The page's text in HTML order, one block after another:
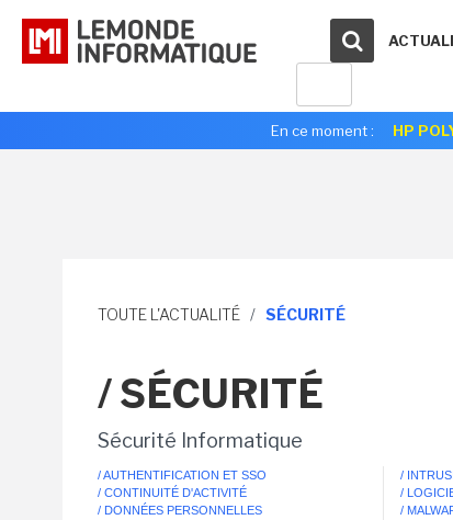
En ce moment : HP
TOUTE L'ACTUALITÉ / SÉCURITÉ
/ SÉCURITÉ
Sécurité Informatique
/ AUTHENTIFICATION ET SSO
/ CONTINUITÉ D'ACTIVITÉ
/ DONNÉES PERSONNELLES
/
/
/